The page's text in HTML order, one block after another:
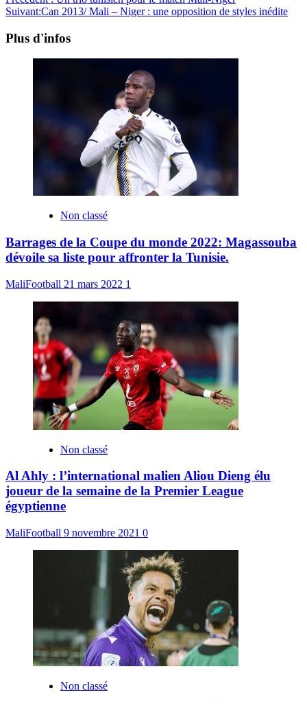
Suivant:Can 2013/ Mali – Niger : une opposition de styles inédite
Plus d'infos
Non classé
Barrages de la Coupe du monde 2022: Magassouba
dévoile sa liste pour affronter la Tunisie.
MaliFootball 21 mars 2022 1
Non classé
Al Ahly : l’international malien Aliou Dieng élu
joueur de la semaine de la Premier League
égyptienne
MaliFootball 9 novembre 2021 0
Non classé